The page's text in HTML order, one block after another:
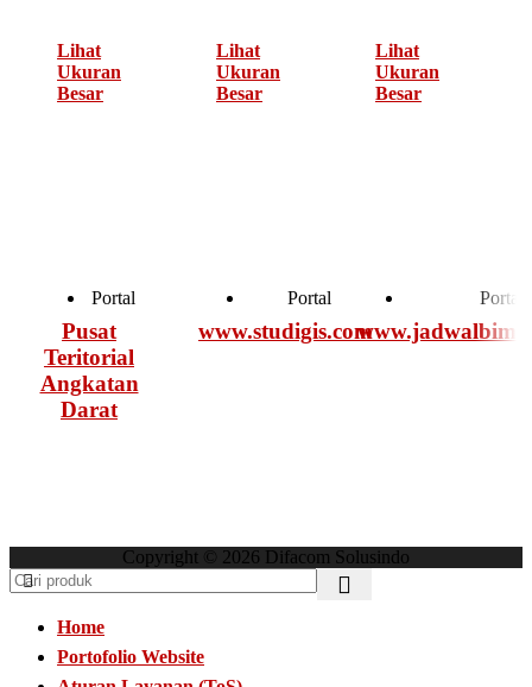
Lihat
Ukuran
Besar
Portal
Pusat
Teritorial
Angkatan
Darat
Lihat
Ukuran
Besar
Portal
www.studigis.com
Lihat
Ukuran
Besar
Portal
Copyright © 2026 Difacom Solusindo
Home
Portofolio Website